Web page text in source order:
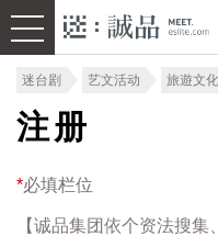
迷台剧 艺文活动 旅遊文化
注册
*必填栏位
【诚品集团依个资法搜